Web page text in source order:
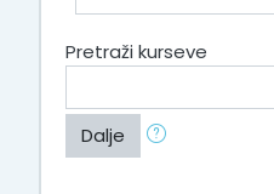
Pretraži kurseve
Dalje